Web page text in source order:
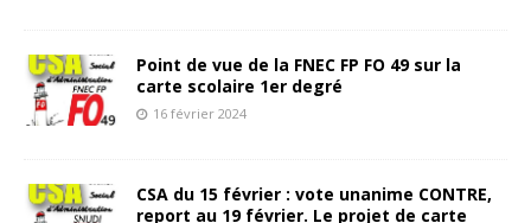
Point de vue de la FNEC FP FO 49 sur la
carte scolaire 1er degré
16 février 2024
CSA du 15 février : vote unanime CONTRE,
report au 19 février. Le projet de carte